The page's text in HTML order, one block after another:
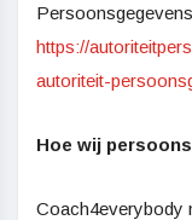
https://
autoriteit-
Hoe wij
Coach4everybody